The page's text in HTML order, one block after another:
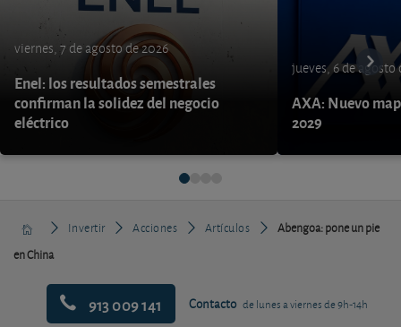
viernes, 7 de agosto de 2026
Enel: los resultados semestrales
confirman la solidez del negocio
eléctrico
jueves, 6 de agosto
AXA: Nuevo
2029
Invertir Acciones Artículos
Abengoa: pone un pie
en China
913 009 141 Contacto de lunes a viernes de 9h-14h